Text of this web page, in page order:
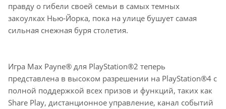
правду о гибели своей семьи в самых темных
закоулках Нью-Йорка, пока на улице бушует самая
сильная снежная буря столетия.
Игра Max Payne® для PlayStation®2 теперь
представлена в высоком разрешении на PlayStation®4 с
полной поддержкой всех призов и функций, таких как
Share Play, дистанционное управление, канал событий